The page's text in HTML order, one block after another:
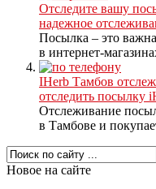
Отследите вашу
надежное
Посылка – это
в интернет-
IHerb Тамбов
отследить посылку
Отслеживание
в Тамбове и
Новое на сайте